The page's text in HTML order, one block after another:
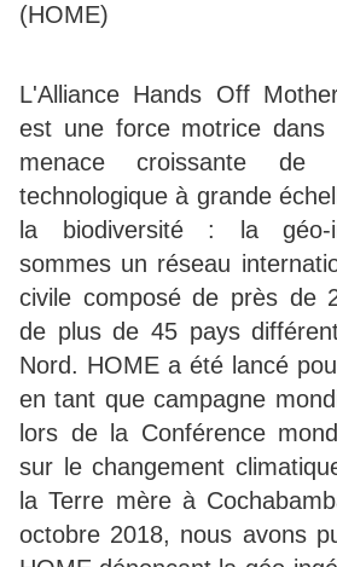
(HOME)
L'Alliance Hands Off
est une force motrice
menace croissante de
technologique à grande
la biodiversité : la géo-
sommes un réseau
civile composé de près de
de plus de 45 pays
Nord. HOME a été lancé
en tant que campagne
lors de la Conférence
sur le changement
la Terre mère à
octobre 2018, nous avons